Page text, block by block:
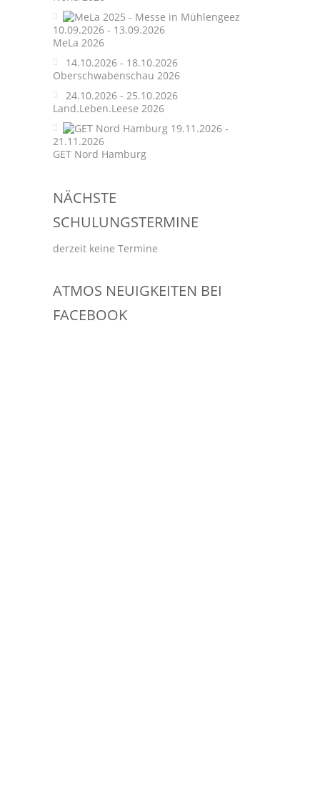
10.09.2026 - 13.09.2026
MeLa 2026
14.10.2026 - 18.10.2026
Oberschwabenschau 2026
24.10.2026 - 25.10.2026
Land.Leben.Leese 2026
19.11.2026 -
21.11.2026
GET Nord Hamburg
NÄCHSTE
SCHULUNGSTERMINE
derzeit keine Termine
ATMOS NEUIGKEITEN BEI
FACEBOOK